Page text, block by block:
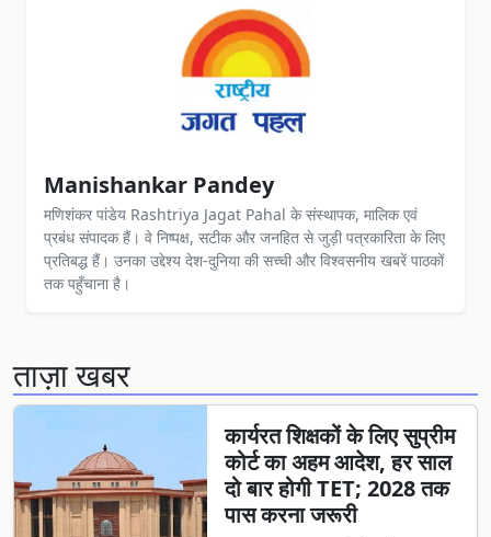
Manishankar Pandey
मणिशंकर पांडेय Rashtriya Jagat Pahal के संस्थापक, मालिक एवं
प्रबंध संपादक हैं। वे निष्पक्ष, सटीक और जनहित से जुड़ी पत्रकारिता के लिए
प्रतिबद्ध हैं। उनका उद्देश्य देश-दुनिया की सच्ची और विश्वसनीय खबरें पाठकों
तक पहुँचाना है।
ताज़ा खबर
कार्यरत शिक्षकों के लिए सुप्रीम
कोर्ट का अहम आदेश, हर साल
दो बार होगी TET; 2028 तक
पास करना जरूरी